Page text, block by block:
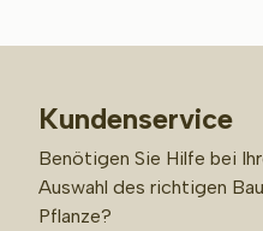
Kundenservice
Benötigen Sie Hilfe bei
Auswahl des richtigen
Pflanze?